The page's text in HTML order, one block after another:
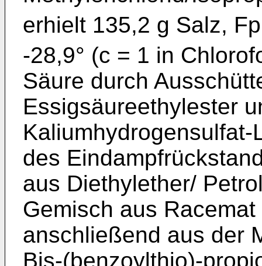
erhielt 135,2 g Salz,
-28,9° (c = 1 in
Säure durch
Essigsäureethylester
des
aus Diethylether/
Gemisch aus
anschließend aus der
Bis-(benzoylthio)-